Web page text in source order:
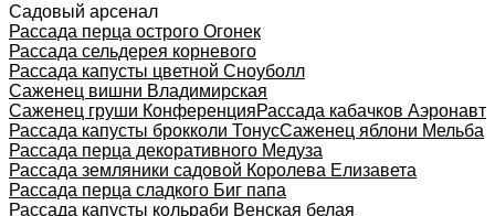
Садовый арсенал
Рассада перца острого Огонек
Рассада сельдерея корневого
Рассада капусты цветной Сноуболл
Саженец вишни Владимирская
Саженец груши КонференцияРассада кабачков Аэронавт
Рассада капусты брокколи ТонусСаженец яблони Мельба
Рассада перца декоративного Медуза
Рассада земляники садовой Королева Елизавета
Рассада перца сладкого Биг папа
Рассада капусты кольраби Венская белая